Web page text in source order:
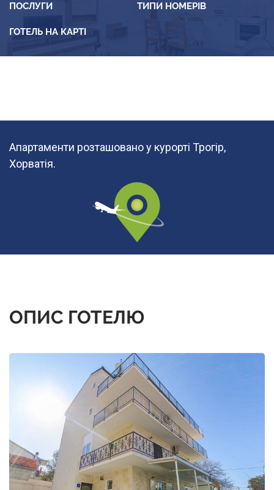
ПОСЛУГИ ТИПИ НОМЕРІВ
ГОТЕЛЬ НА КАРТІ
Апартаменти розташовано у курорті Трогір,
Хорватія.
ОПИС ГОТЕЛЮ